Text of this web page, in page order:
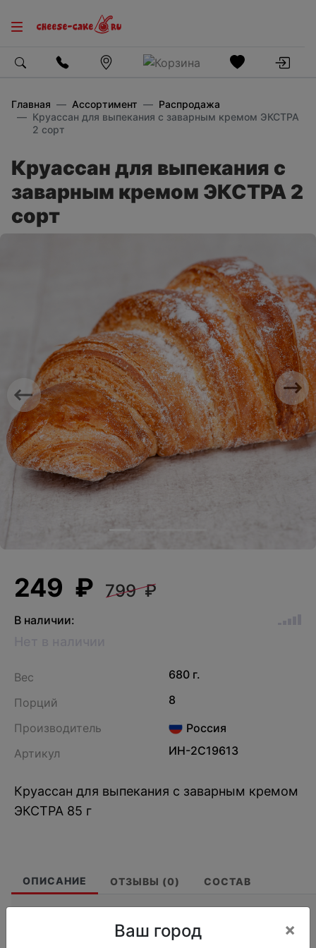
Ваш город ×
Главная Ассортимент
Распродажа
Круассан для выпекания с заварным кремом ЭКСТРА
2 сорт
Круассан для выпекания с
заварным кремом ЭКСТРА 2
сорт
Previous Next
249 ₽ 799 ₽
В наличии:
Вес
680 г.
Порций
8
Производитель
Россия
Артикул
ИН-2С19613
Круассан для выпекания с заварным кремом
ЭКСТРА 85 г
ОПИСАНИЕ ОТЗЫВЫ (0) СОСТАВ
морозильной камеры! Проверяйте товар при